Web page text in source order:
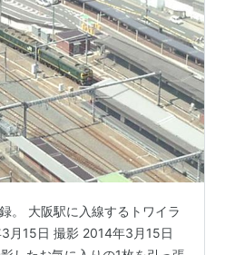
。 大阪駅に入線するトワイラ
月15日 撮影 2014年3月15日